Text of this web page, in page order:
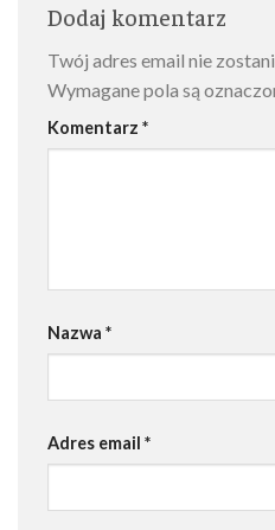
Dodaj komentarz
Twój adres email nie
Wymagane pola są
Komentarz *
Nazwa *
Adres email *